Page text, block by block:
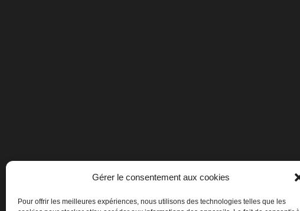
Gérer le consentement aux cookies
Pour offrir les meilleures expériences, nous utilisons des technologies telles que les